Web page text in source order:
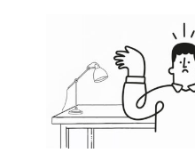
نسبت به آخرت چگونه
برای رحم مادر